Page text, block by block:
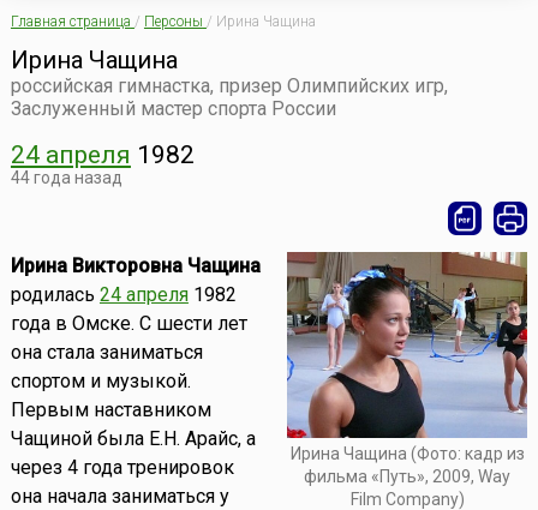
Главная страница / Персоны / Ирина Чащина
Ирина Чащина
российская гимнастка, призер Олимпийских игр,
Заслуженный мастер спорта России
24 апреля 1982
44 года назад
Ирина Чащина (Фото: кадр из
фильма «Путь», 2009, Way
Film Company)
Ирина Викторовна Чащина
родилась 24 апреля1982
года в Омске. С шести лет
она стала заниматься
спортом и музыкой.
Первым наставником
Чащиной была Е.Н. Арайс, а
через 4 года тренировок
она начала заниматься у